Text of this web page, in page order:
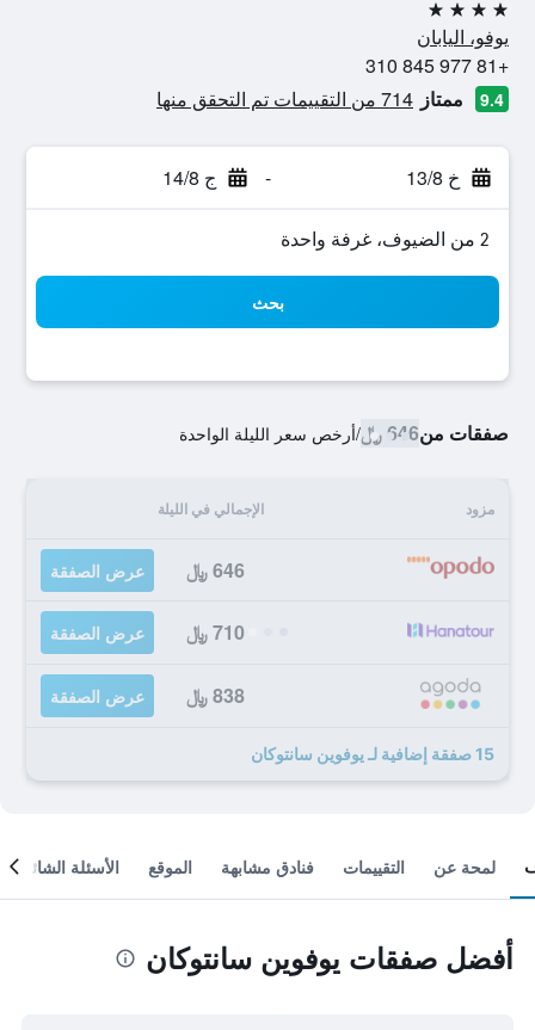
4 نجوم
يوفو، اليابان
+81 977 845 310
9.4 ممتاز 714 من التقييمات تم التحقق منها
خ 13/8 - ج 14/8
2 من الضيوف، غرفة واحدة
بحث
صفقات من646 ﷼ /أرخص سعر الليلة الواحدة
مزود الإجمالي في الليلة
646 ﷼ عرض الصفقة
710 ﷼ عرض الصفقة
838 ﷼ عرض الصفقة
15 صفقة إضافية لـ يوفوين سانتوكان
لمحة عن التقييمات فنادق مشابهة الموقع الأسئلة الشائعة
أفضل صفقات يوفوين سانتوكان